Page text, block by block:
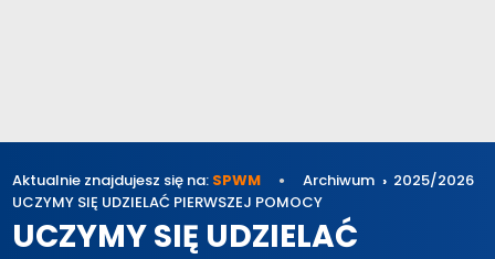
Aktualnie znajdujesz się na: SPWM Archiwum
2025/2026
UCZYMY SIĘ UDZIELAĆ PIERWSZEJ POMOCY
UCZYMY SIĘ UDZIELAĆ